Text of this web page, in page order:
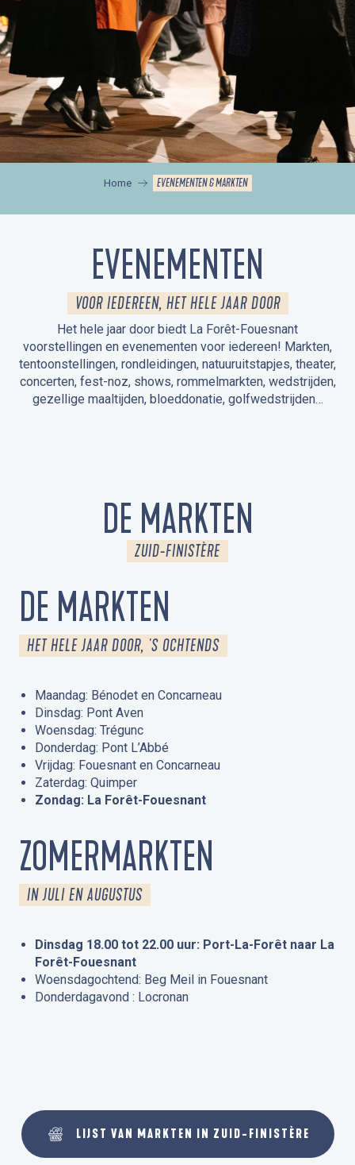
Home EVENEMENTEN & MARKTEN
EVENEMENTEN
VOOR IEDEREEN, HET HELE JAAR DOOR
Het hele jaar door biedt La Forêt-Fouesnant
voorstellingen en evenementen voor iedereen! Markten,
tentoonstellingen, rondleidingen, natuuruitstapjes, theater,
concerten, fest-noz, shows, rommelmarkten, wedstrijden,
gezellige maaltijden, bloeddonatie, golfwedstrijden…
DE MARKTEN
ZUID-FINISTÈRE
DE MARKTEN
HET HELE JAAR DOOR, 'S OCHTENDS
Maandag: Bénodet en Concarneau
Dinsdag: Pont Aven
Woensdag: Trégunc
Donderdag: Pont L’Abbé
Vrijdag: Fouesnant en Concarneau
Zaterdag: Quimper
Zondag: La Forêt-Fouesnant
ZOMERMARKTEN
IN JULI EN AUGUSTUS
Dinsdag 18.00 tot 22.00 uur: Port-La-Forêt naar La
Forêt-Fouesnant
Woensdagochtend: Beg Meil in Fouesnant
Donderdagavond : Locronan
LIJST VAN MARKTEN IN ZUID-FINISTÈRE